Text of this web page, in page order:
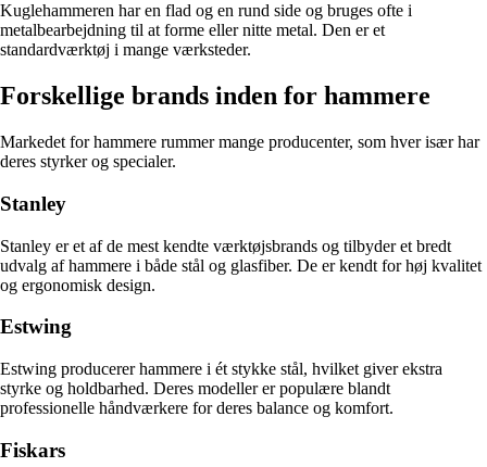
Kuglehammeren har en flad og en rund side og bruges ofte i
metalbearbejdning til at forme eller nitte metal. Den er et
standardværktøj i mange værksteder.
Forskellige brands inden for hammere
Markedet for hammere rummer mange producenter, som hver især har
deres styrker og specialer.
Stanley
Stanley er et af de mest kendte værktøjsbrands og tilbyder et bredt
udvalg af hammere i både stål og glasfiber. De er kendt for høj kvalitet
og ergonomisk design.
Estwing
Estwing producerer hammere i ét stykke stål, hvilket giver ekstra
styrke og holdbarhed. Deres modeller er populære blandt
professionelle håndværkere for deres balance og komfort.
Fiskars